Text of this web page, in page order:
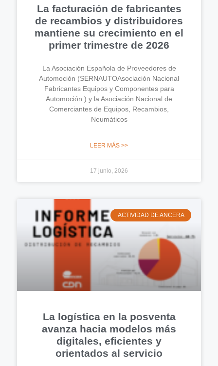
La facturación de fabricantes
de recambios y distribuidores
mantiene su crecimiento en el
primer trimestre de 2026
La Asociación Española de Proveedores de
Automoción (SERNAUTOAsociación Nacional
Fabricantes Equipos y Componentes para
Automoción.) y la Asociación Nacional de
Comerciantes de Equipos, Recambios,
Neumáticos
LEER MÁS >>
17 junio, 2026
ACTIVIDAD DE ANCERA
La logística en la posventa
avanza hacia modelos más
digitales, eficientes y
orientados al servicio